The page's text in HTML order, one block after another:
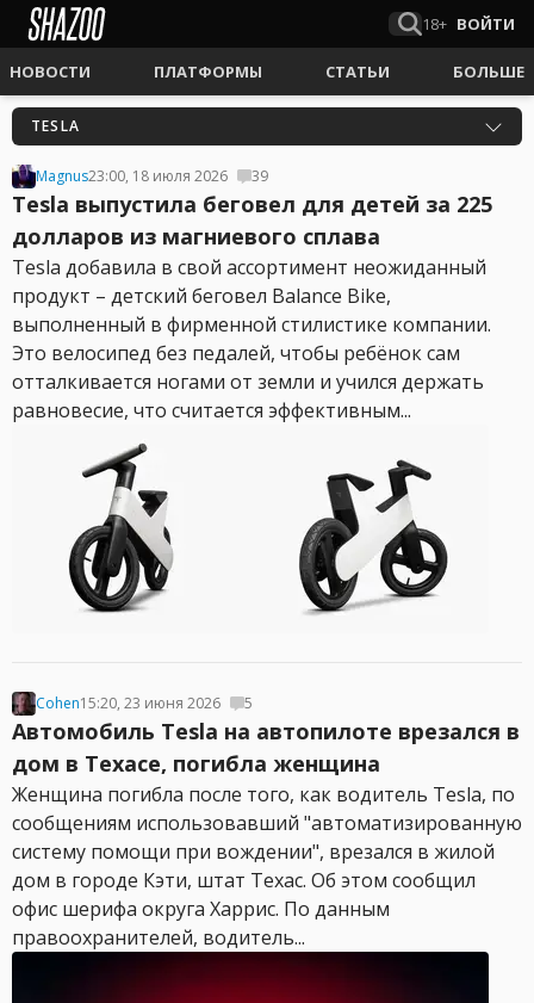
18+ ВОЙТИ
НОВОСТИ ПЛАТФОРМЫ СТАТЬИ БОЛЬШЕ
TESLA
Magnus23:00, 18 июля 2026 39
Tesla выпустила беговел для детей за 225
долларов из магниевого сплава
Tesla добавила в свой ассортимент неожиданный
продукт – детский беговел Balance Bike,
выполненный в фирменной стилистике компании.
Это велосипед без педалей, чтобы ребёнок сам
отталкивается ногами от земли и учился держать
равновесие, что считается эффективным...
Cohen15:20, 23 июня 2026 5
Автомобиль Tesla на автопилоте врезался в
дом в Техасе, погибла женщина
Женщина погибла после того, как водитель Tesla, по
сообщениям использовавший "автоматизированную
систему помощи при вождении", врезался в жилой
дом в городе Кэти, штат Техас. Об этом сообщил
офис шерифа округа Харрис. По данным
правоохранителей, водитель...